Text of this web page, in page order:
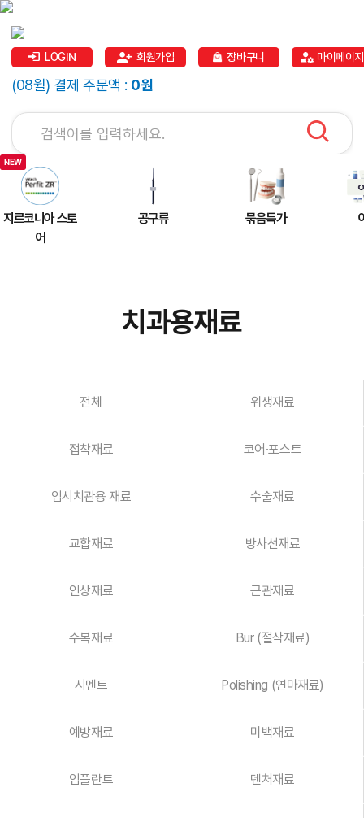
LOGIN 회원가입 장바구니 마이페이지
(08월) 결제 주문액 : 0원
지르코니아 스토
어
공구류 묶음특가
치과용재료
전체 위생재료
접착재료 코어·포스트
임시치관용 재료 수술재료
교합재료 방사선재료
인상재료 근관재료
수복재료 Bur (절삭재료)
시멘트 Polishing (연마재료)
예방재료 미백재료
임플란트 덴처재료